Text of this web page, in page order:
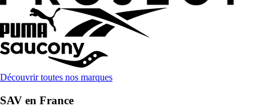
Découvrir toutes nos marques
SAV en France